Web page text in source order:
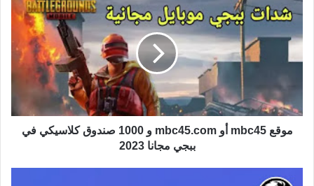
موقع mbc45 أو mbc45.com و 1000 صندوق كلاسيكي في
ببجي مجانا 2023